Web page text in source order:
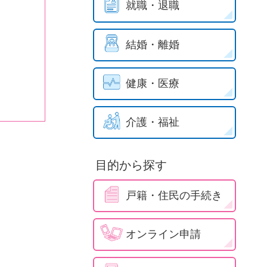
就職・退職
結婚・離婚
健康・医療
介護・福祉
目的から探す
戸籍・住民の手続き
オンライン申請